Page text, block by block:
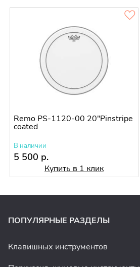
Remo PS-1120-00 20"Pinstripe
coated
В наличии
5 500 р.
Купить в 1 клик
ПОПУЛЯРНЫЕ РАЗДЕЛЫ
Клавишных инструментов